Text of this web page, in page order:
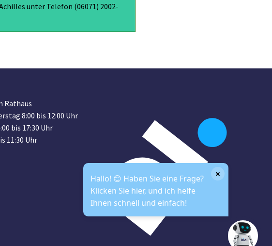
unter Telefon (06071) 2002-
Rathaus
8:00 bis 12:00 Uhr
bis 17:30 Uhr
11:30 Uhr
Hallo! 😊 Haben Sie eine Frage?
Klicken Sie hier, und ich helfe
Ihnen schnell und einfach!
×